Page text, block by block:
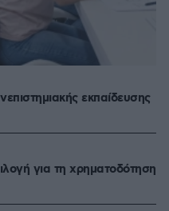
εκπαίδευσης
για τη χρηματοδότηση